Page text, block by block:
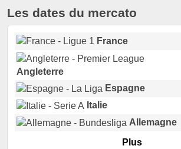
Les dates du mercato
France
Angleterre
Espagne
Italie
Allemagne
Portugal
Plus